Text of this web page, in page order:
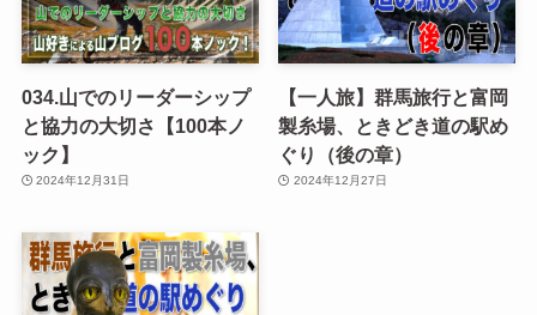
034.山でのリーダーシップ
と協力の大切さ【100本ノ
ック】
2024年12月31日
【一人旅】群馬旅行と富岡
製糸場、ときどき道の駅め
ぐり（後の章）
2024年12月27日